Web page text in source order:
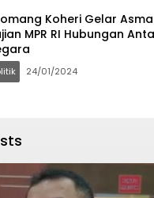
Koheri Gelar
MPR RI Hubungan
24/01/2024